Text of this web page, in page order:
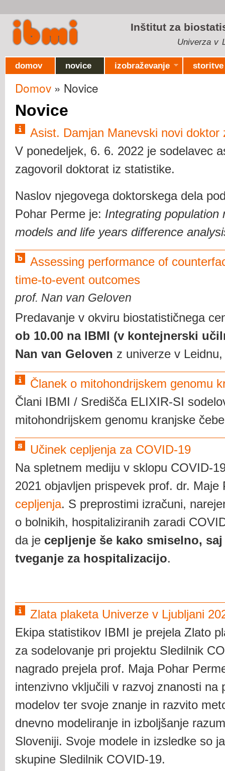
Inštitut za
Univerza v
domov novice izobraževanje storitve
Nahajate se tukaj
Domov » Novice
Novice
Asist. Damjan Manevski novi doktor
V ponedeljek, 6. 6. 2022 je sodelavec
zagovoril doktorat iz statistike.
Naslov njegovega doktorskega dela
Pohar Perme je: Integrating
models and life years difference
Assessing performance of
time-to-event outcomes
prof. Nan van Geloven
Predavanje v okviru biostatističnega
ob 10.00 na IBMI (v kontejnerski
Nan van Geloven z univerze v
Članek o mitohondrijskem genomu
Člani IBMI / Središča ELIXIR-SI
mitohondrijskem genomu kranjske
Učinek cepljenja za COVID-19
Na spletnem mediju v sklopu COVID-
2021 objavljen prispevek prof. dr. Maje
cepljenja. S preprostimi izračuni,
o bolnikih, hospitaliziranih zaradi
da je cepljenje še kako smiselno,
tveganje za hospitalizacijo.
Zlata plaketa Univerze v Ljubljani
Ekipa statistikov IBMI je prejela Zlato
za sodelovanje pri projektu Sledilnik
nagrado prejela prof. Maja Pohar
intenzivno vključili v razvoj znanosti na
modelov ter svoje znanje in razvito
dnevno modeliranje in izboljšanje
Sloveniji. Svoje modele in izsledke so
skupine Sledilnik COVID-19.